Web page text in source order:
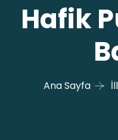
Hafik
Ana Sayfa